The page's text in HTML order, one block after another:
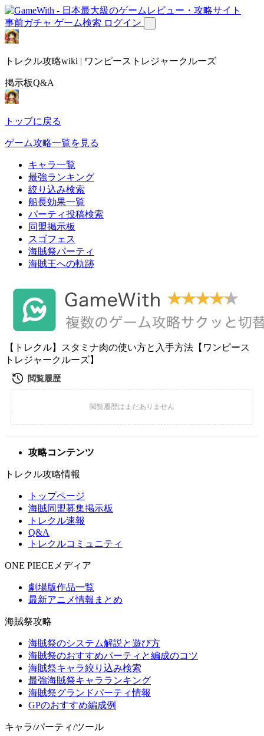
事前ガチャ ゲーム検索 ログイン
トレクル攻略wiki | ワンピーストレジャークルーズ
掲示板Q&A
トップに戻る
ゲーム攻略一覧を見る
キャラ一覧
最強ランキング
絞り込み検索
船長効果一覧
パーティ投稿検索
同盟掲示板
スゴフェス
海賊祭パーティ
海賊王への軌跡
【トレクル】スタミナ肉の使い方と入手方法【ワンピース
トレジャークルーズ】
攻略コンテンツ
トレクル攻略情報
トップページ
海賊同盟募集掲示板
トレクル速報
Q&A
トレクルコミュニティ
ONE PIECEメディア
劇場版作品一覧
最新アニメ情報まとめ
海賊祭攻略
海賊祭のシステム解説と遊び方
海賊祭のおすすめパーティと編成のコツ
海賊祭キャラ絞り込み検索
最強海賊祭キャラランキング
海賊祭グランドパーティ情報
GPのおすすめ編成例
キャラ/パーティ/ツール